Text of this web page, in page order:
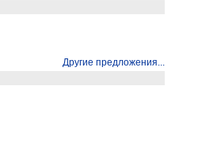
Другие предложения...